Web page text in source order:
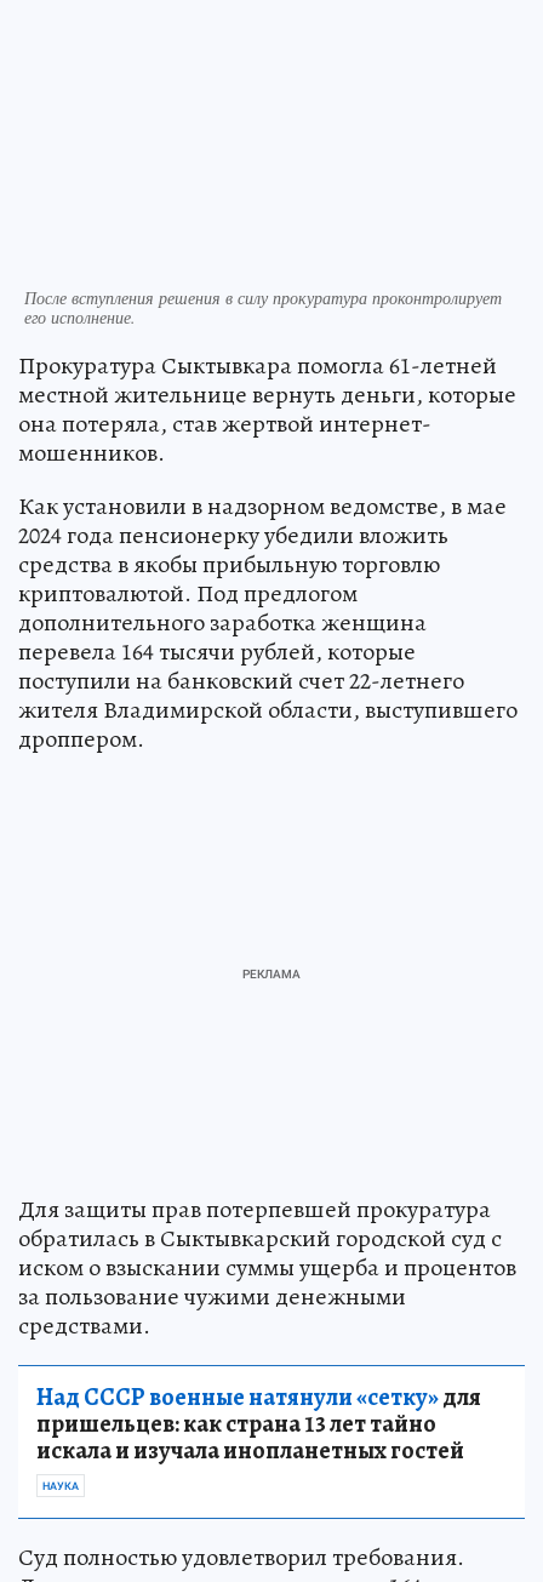
После вступления решения в силу прокуратура проконтролирует
его исполнение.
Прокуратура Сыктывкара помогла 61-летней
местной жительнице вернуть деньги, которые
она потеряла, став жертвой интернет-
мошенников.
Как установили в надзорном ведомстве, в мае
2024 года пенсионерку убедили вложить
средства в якобы прибыльную торговлю
криптовалютой. Под предлогом
дополнительного заработка женщина
перевела 164 тысячи рублей, которые
поступили на банковский счет 22-летнего
жителя Владимирской области, выступившего
дроппером.
Для защиты прав потерпевшей прокуратура
обратилась в Сыктывкарский городской суд с
иском о взыскании суммы ущерба и процентов
за пользование чужими денежными
средствами.
Над СССР военные натянули «сетку»для
пришельцев: как страна 13 лет тайно
искала и изучала инопланетных гостей
НАУКА
Суд полностью удовлетворил требования.